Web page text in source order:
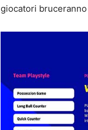
giocatori